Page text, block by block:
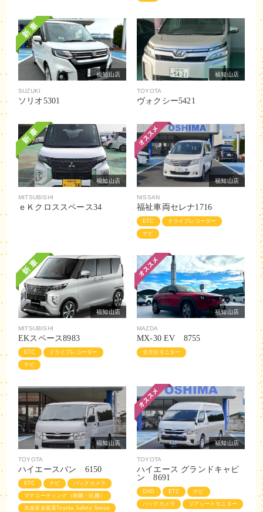
福知山店
SUZUKI
ソリオ5301
福知山店
TOYOTA
ヴォクシー5421
福知山店
MITSUBISHI
ｅＫクロススペース34
福知山店
NISSAN
福祉車両セレナ1716
ETC ドライブレコーダー
ナビ
福知山店
MITSUBISHI
EKスペース8983
ETC ドライブレコーダー
ナビ
福知山店
MAZDA
MX-30 EV 8755
全方位モニター
福知山店
TOYOTA
ハイエースバン 6150
ETC ナビ バックカメラ
マナコーティング（除菌・抗菌）
先進安全装置Toyota Safety Sense
福知山店
TOYOTA
ハイエース グランドキャビ
ン 8691
DVD ETC ナビ
バックカメラ リアシートモニター